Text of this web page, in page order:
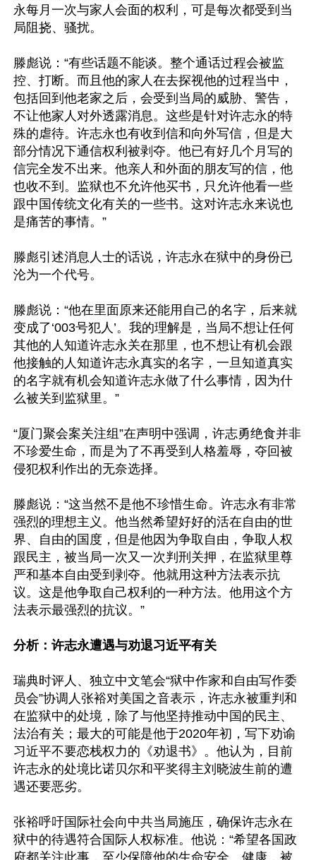
永每月一次与家人会面的权利，可是每次都受到当
局阻挠、骚扰。
滕彪说：“有些话题不能谈。整个通话过程会被监
控、打断。而且他的家人在去探视他的过程当中，
包括回到他老家之后，会受到当局的威胁、警告，
不让他家人对外透露消息。这些是针对许志永的特
殊的虐待。许志永也有收到信和向外写信，但是大
部分情况下通信权利被剥夺。他已有好几个月写的
信完全发不出来。他亲人和外面的朋友写的信，他
也收不到。监狱也不允许他买书，只允许他看一些
跟中国传统文化有关的一些书。这对许志永来说也
是痛苦的事情。”
滕彪引述消息人士的话说，许志永在狱中的身份已
沦为一个代号。
滕彪说：“他在里面原来还能用自己的名字，后来就
变成了‘003号犯人’。我的理解是，当局不想让任何
其他的人知道许志永关在那里，也不想让有机会跟
他接触的人知道许志永真实的名字，一旦知道真实
的名字就有机会知道许志永做了什么事情，因为什
么被关到监狱里。”
“厦门聚会案关注组”在声明中强调，许志勇绝食并非
不珍爱生命，而是为了不再受到人格羞辱，夺回被
侵犯权利作出的无奈选择。
滕彪说：“这当然不是他不珍惜生命。许志永有非常
强烈的理想主义。他当然希望好好的活在自由的世
界、自由的国度，但是他因为争取自由，争取人权
跟民主，被当局一次又一次判刑关押，在监狱里尊
严和基本自由受到剥夺。他就用这种方法表示抗
议。这是他争取自己权利的一种方法。他用这个方
法表示最强烈的抗议。”
分析：许志永遭遇与劝退习近平有关
瑞典时评人、独立中文笔会“狱中作家和自由写作委
员会”协调人张裕对美国之音表示，许志永被重判和
在监狱中的处境，除了与他坚持推动中国的民主、
法治有关；最大的可能是他于2020年初，写下劝谕
习近平不要恋栈权力的《劝退书》。他认为，目前
许志永的处境比诺贝尔和平奖得主刘晓波生前的遭
遇还要恶劣。
张裕呼吁国际社会向中共当局施压，确保许志永在
狱中的待遇符合国际人权标准。他说：“希望各国政
府都关注此事，至少保障他的生命安全、健康，被